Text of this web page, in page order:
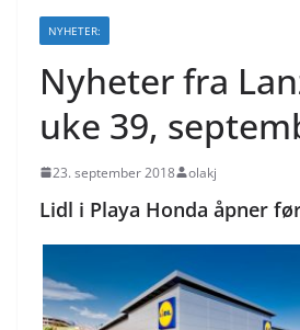
NYHETER:
Nyheter fra
uke 39,
23. september 2018 olakj
Lidl i Playa Honda åpner